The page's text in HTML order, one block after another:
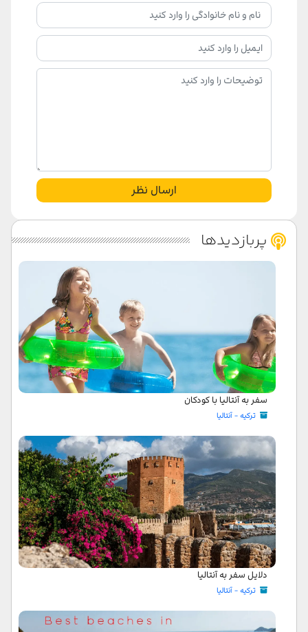
ارسال نظر
پربازدیدها
سفر به آنتالیا با کودکان
ترکیه - آنتالیا
دلایل سفر به آنتالیا
ترکیه - آنتالیا